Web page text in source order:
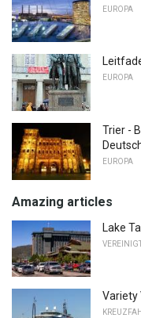
EUROPA
EUROPA
Trier -
EUROPA
Amazing articles
Lake
Variety